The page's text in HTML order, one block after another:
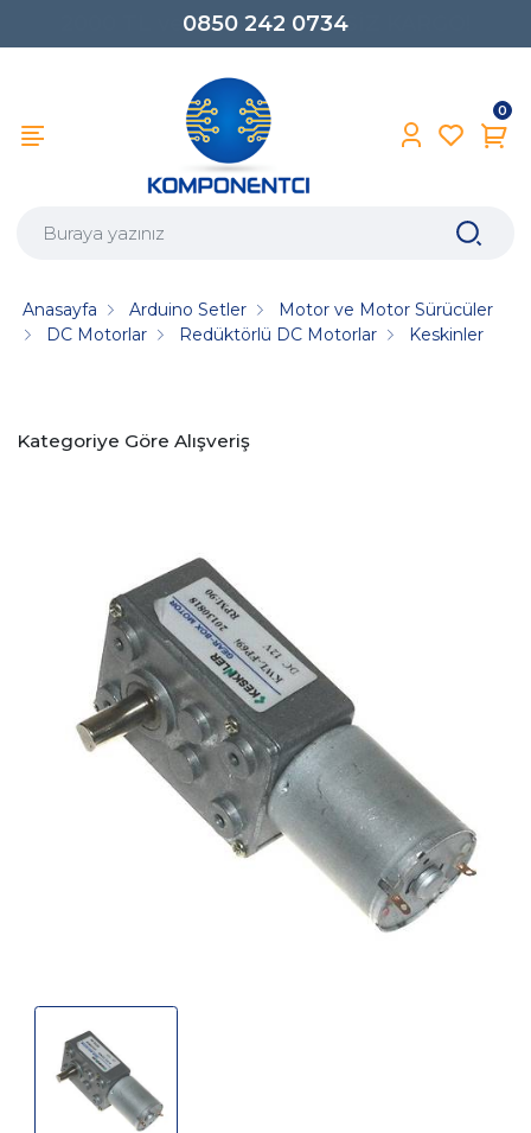
0850 242 0734
0
Anasayfa Arduino Setler
Motor ve Motor Sürücüler
DC Motorlar
Redüktörlü DC Motorlar Keskinler
Kategoriye Göre Alışveriş